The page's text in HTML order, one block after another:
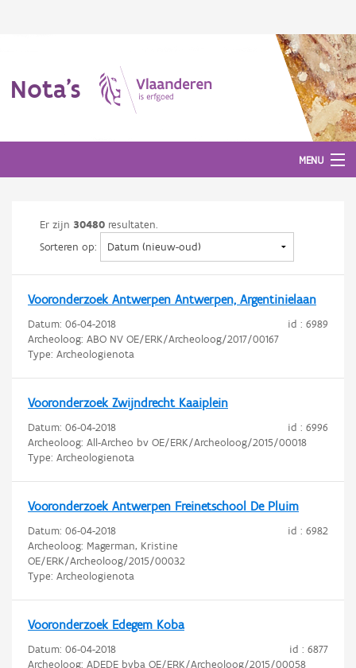
Nota's
MENU
Nota'sEr zijn 30480 resultaten.
Sorteren op:
Vooronderzoek Antwerpen Antwerpen, Argentinielaan
id : 6989
Datum: 06-04-2018
Archeoloog: ABO NV OE/ERK/Archeoloog/2017/00167
Type: Archeologienota
Vooronderzoek Zwijndrecht Kaaiplein
id : 6996
Datum: 06-04-2018
Archeoloog: All-Archeo bv OE/ERK/Archeoloog/2015/00018
Type: Archeologienota
Vooronderzoek Antwerpen Freinetschool De Pluim
id : 6982
Datum: 06-04-2018
Archeoloog: Magerman, Kristine
OE/ERK/Archeoloog/2015/00032
Type: Archeologienota
Vooronderzoek Edegem Koba
id : 6877
Datum: 06-04-2018
Archeoloog: ADEDE bvba OE/ERK/Archeoloog/2015/00058